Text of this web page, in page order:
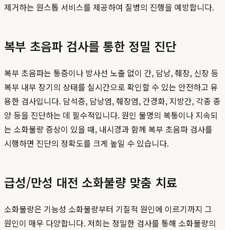
제거하는 원스톱 서비스를 제공하여 질병의 진행을 예방합니다.
복부 초음파 검사를 통한 정밀 진단
복부 초음파는 통증이나 방사선 노출 없이 간, 담낭, 췌장, 신장 등
복부 내부 장기의 상태를 실시간으로 확인할 수 있는 안전하고 유
용한 검사입니다. 담석증, 담낭염, 췌장염, 간경화, 지방간, 각종 종
양 등을 진단하는 데 필수적입니다. 원인 불명의 복통이나 지속되
는 소화불량 증상이 있을 때, 내시경과 함께 복부 초음파 검사를
시행하면 진단의 정확도를 크게 높일 수 있습니다.
급성/만성 대전 소화불량 맞춤 치료
소화불량은 기능성 소화불량부터 기질적 원인에 이르기까지 그
원인이 매우 다양합니다. 저희는 정밀한 검사를 통해 소화불량의